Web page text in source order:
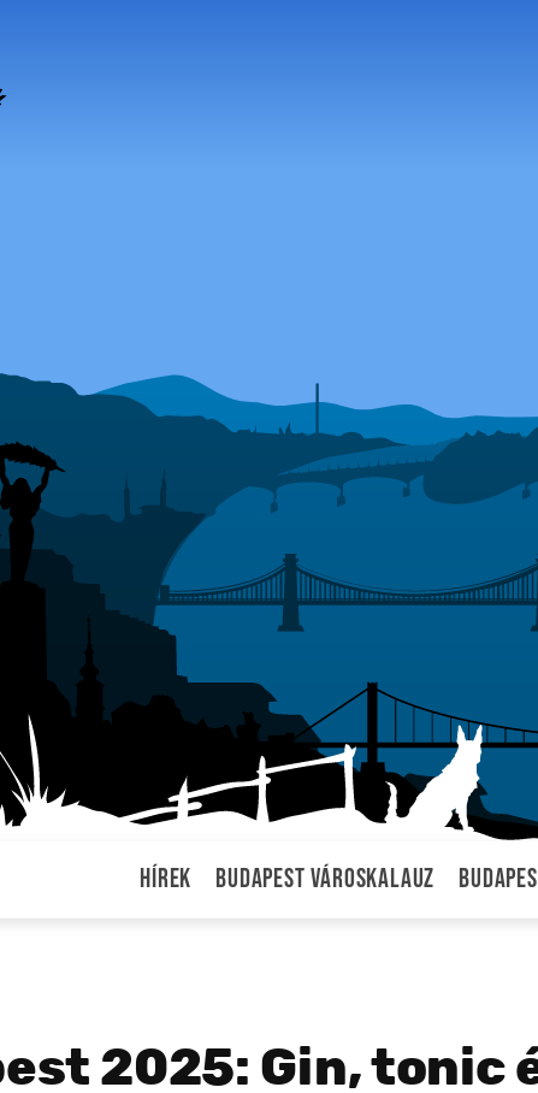
Hírek Budapest városkalauz
2025: Gin, tonic